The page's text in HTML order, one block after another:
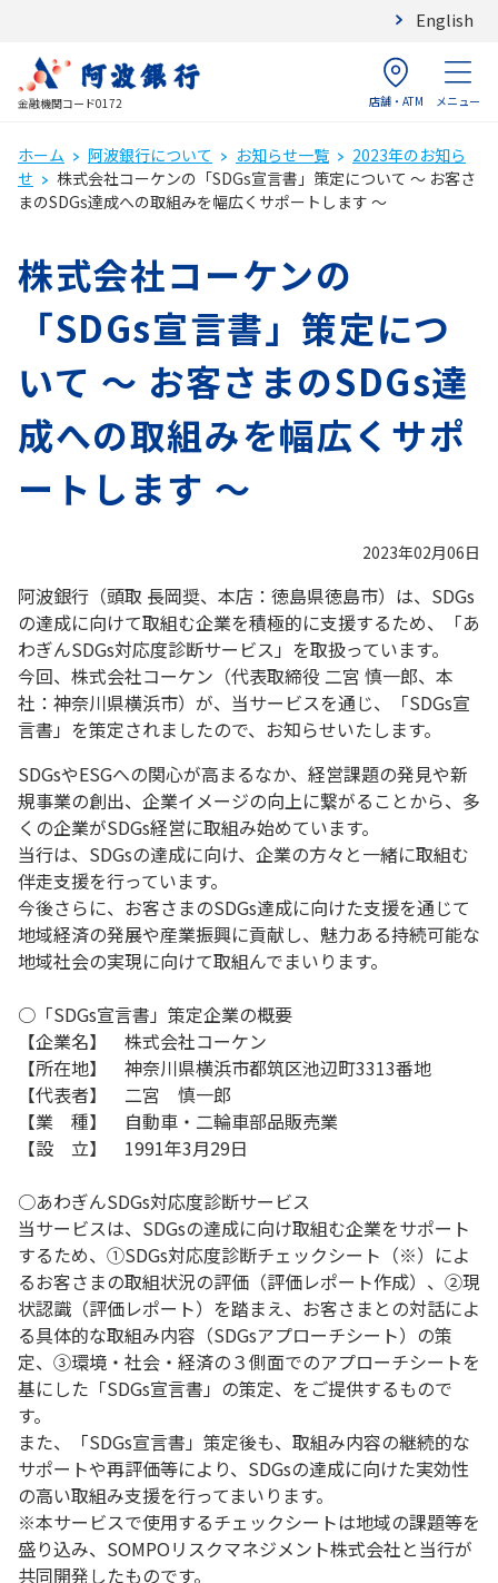
English
金融機関コード0172 店舗・ATM メニュー
ホーム 阿波銀行について お知らせ一覧
2023年のお知ら
せ
株式会社コーケンの「SDGs宣言書」策定について ～ お客さ
まのSDGs達成への取組みを幅広くサポートします ～
株式会社コーケンの
「SDGs宣言書」策定につ
いて ～ お客さまのSDGs達
成への取組みを幅広くサポ
ートします ～
2023年02月06日
阿波銀行（頭取 長岡奨、本店：徳島県徳島市）は、SDGs
の達成に向けて取組む企業を積極的に支援するため、「あ
わぎんSDGs対応度診断サービス」を取扱っています。
今回、株式会社コーケン（代表取締役 二宮 慎一郎、本
社：神奈川県横浜市）が、当サービスを通じ、「SDGs宣
言書」を策定されましたので、お知らせいたします。
SDGsやESGへの関心が高まるなか、経営課題の発見や新
規事業の創出、企業イメージの向上に繋がることから、多
くの企業がSDGs経営に取組み始めています。
当行は、SDGsの達成に向け、企業の方々と一緒に取組む
伴走支援を行っています。
今後さらに、お客さまのSDGs達成に向けた支援を通じて
地域経済の発展や産業振興に貢献し、魅力ある持続可能な
地域社会の実現に向けて取組んでまいります。
○「SDGs宣言書」策定企業の概要
【企業名】 株式会社コーケン
【所在地】 神奈川県横浜市都筑区池辺町3313番地
【代表者】 二宮 慎一郎
【業 種】 自動車・二輪車部品販売業
【設 立】 1991年3月29日
○あわぎんSDGs対応度診断サービス
当サービスは、SDGsの達成に向け取組む企業をサポート
するため、①SDGs対応度診断チェックシート（※）によ
るお客さまの取組状況の評価（評価レポート作成）、②現
状認識（評価レポート）を踏まえ、お客さまとの対話によ
る具体的な取組み内容（SDGsアプローチシート）の策
定、③環境・社会・経済の３側面でのアプローチシートを
基にした「SDGs宣言書」の策定、をご提供するもので
す。
また、「SDGs宣言書」策定後も、取組み内容の継続的な
サポートや再評価等により、SDGsの達成に向けた実効性
の高い取組み支援を行ってまいります。
※本サービスで使用するチェックシートは地域の課題等を
盛り込み、SOMPOリスクマネジメント株式会社と当行が
共同開発したものです。